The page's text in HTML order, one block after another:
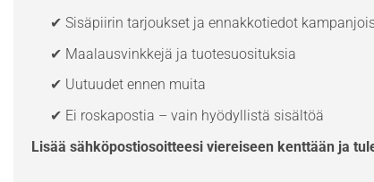
✔ Sisäpiirin tarjoukset ja ennakkotiedot
✔ Maalausvinkkejä ja tuotesuosituksia
✔ Uutuudet ennen muita
✔ Ei roskapostia – vain hyödyllistä sisältöä
Lisää sähköpostiosoitteesi viereiseen kenttään ja